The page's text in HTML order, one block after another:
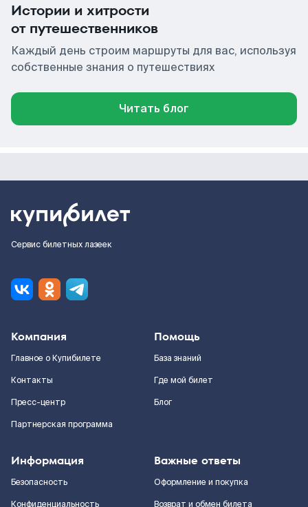
Истории и хитрости
от путешественников
Каждый день строим маршруты для вас, используя
собственные знания о путешествиях
Читать блог
Сервис билетных лазеек
Компания
Главное о Купибилете
Контакты
Пресс-центр
Партнерская программа
Помощь
База знаний
Где мой билет
Блог
Информация
Безопасность
Конфиденциальность
Важные ответы
Оформление и покупка
Возврат и обмен билета